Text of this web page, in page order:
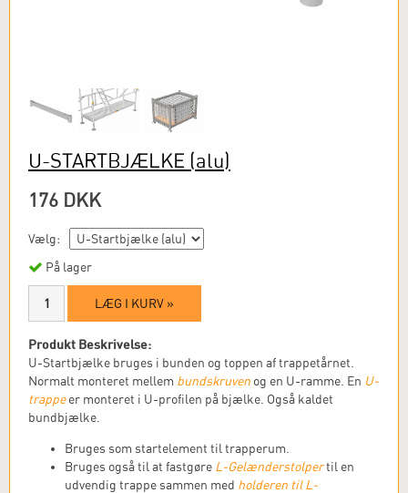
U-STARTBJÆLKE (alu)
176 DKK
Vælg:
På lager
LÆG I KURV »
Produkt Beskrivelse:
U-Startbjælke bruges i bunden og toppen af ​​trappetårnet.
Normalt monteret mellem bundskruven og en U-ramme. En U-
trappeer monteret i U-profilen på bjælke. Også kaldet
bundbjælke.
Bruges som startelement til trapperum.
Bruges også til at fastgøre L-Gelænderstolpertil en
udvendig trappe sammen med holderen til L-